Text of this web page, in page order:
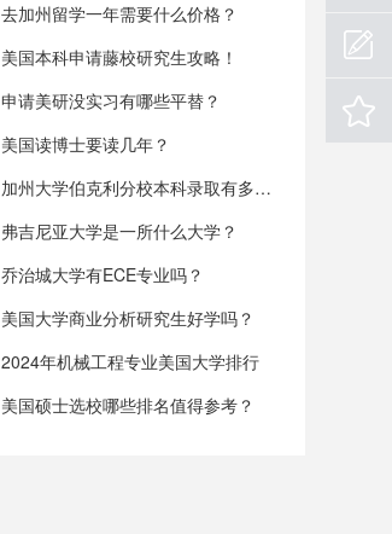
去加州留学一年需要什么价格？
美国本科申请藤校研究生攻略！
申请美研没实习有哪些平替？
美国读博士要读几年？
加州大学伯克利分校本科录取有多难？
弗吉尼亚大学是一所什么大学？
乔治城大学有ECE专业吗？
美国大学商业分析研究生好学吗？
2024年机械工程专业美国大学排行
美国硕士选校哪些排名值得参考？